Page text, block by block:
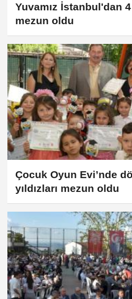
Yuvamız İstanbul'dan
mezun oldu
Çocuk Oyun Evi’nde
yıldızları mezun oldu